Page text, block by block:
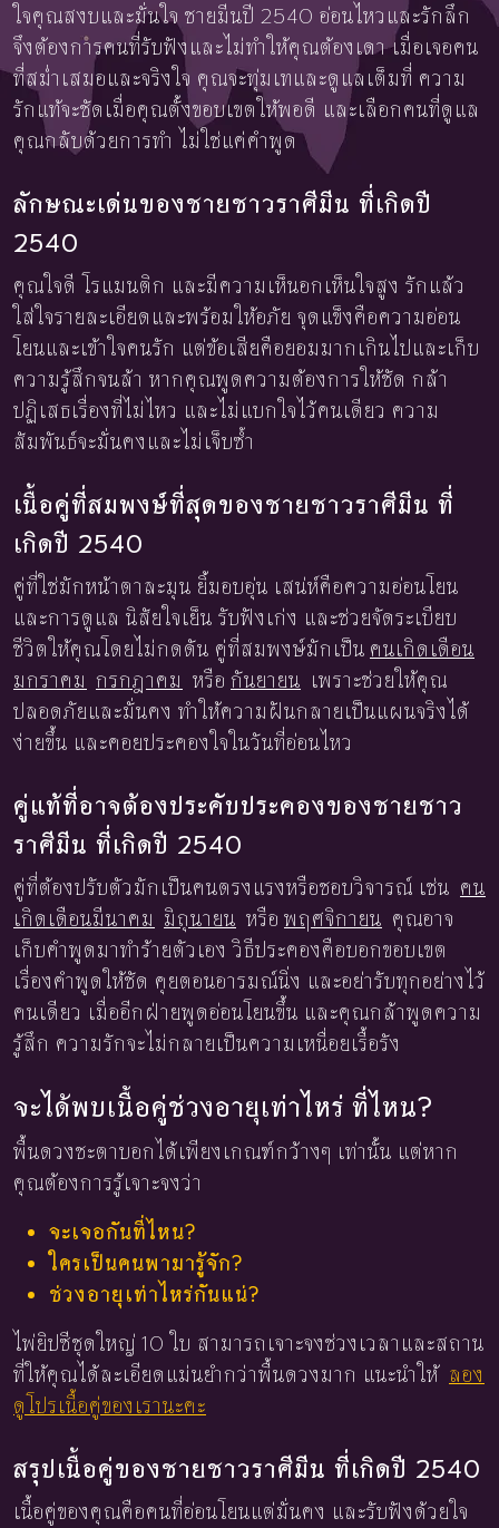
ใจคุณสงบและมั่นใจ ชายมีนปี 2540 อ่อนไหวและรักลึก
จึงต้องการคนที่รับฟังและไม่ทำให้คุณต้องเดา เมื่อเจอคน
ที่สม่ำเสมอและจริงใจ คุณจะทุ่มเทและดูแลเต็มที่ ความ
รักแท้จะชัดเมื่อคุณตั้งขอบเขตให้พอดี และเลือกคนที่ดูแล
คุณกลับด้วยการทำ ไม่ใช่แค่คำพูด
ลักษณะเด่นของชายชาวราศีมีน ที่เกิดปี
2540
คุณใจดี โรแมนติก และมีความเห็นอกเห็นใจสูง รักแล้ว
ใส่ใจรายละเอียดและพร้อมให้อภัย จุดแข็งคือความอ่อน
โยนและเข้าใจคนรัก แต่ข้อเสียคือยอมมากเกินไปและเก็บ
ความรู้สึกจนล้า หากคุณพูดความต้องการให้ชัด กล้า
ปฏิเสธเรื่องที่ไม่ไหว และไม่แบกใจไว้คนเดียว ความ
สัมพันธ์จะมั่นคงและไม่เจ็บซ้ำ
เนื้อคู่ที่สมพงษ์ที่สุดของชายชาวราศีมีน ที่
เกิดปี 2540
คู่ที่ใช่มักหน้าตาละมุน ยิ้มอบอุ่น เสน่ห์คือความอ่อนโยน
และการดูแล นิสัยใจเย็น รับฟังเก่ง และช่วยจัดระเบียบ
ชีวิตให้คุณโดยไม่กดดัน คู่ที่สมพงษ์มักเป็น คนเกิดเดือน
มกราคม กรกฎาคม หรือ กันยายน เพราะช่วยให้คุณ
ปลอดภัยและมั่นคง ทำให้ความฝันกลายเป็นแผนจริงได้
ง่ายขึ้น และคอยประคองใจในวันที่อ่อนไหว
คู่แท้ที่อาจต้องประคับประคองของชายชาว
ราศีมีน ที่เกิดปี 2540
คู่ที่ต้องปรับตัวมักเป็นคนตรงแรงหรือชอบวิจารณ์ เช่น คน
เกิดเดือนมีนาคม มิถุนายน หรือ พฤศจิกายน คุณอาจ
เก็บคำพูดมาทำร้ายตัวเอง วิธีประคองคือบอกขอบเขต
เรื่องคำพูดให้ชัด คุยตอนอารมณ์นิ่ง และอย่ารับทุกอย่างไว้
คนเดียว เมื่ออีกฝ่ายพูดอ่อนโยนขึ้น และคุณกล้าพูดความ
รู้สึก ความรักจะไม่กลายเป็นความเหนื่อยเรื้อรัง
จะได้พบเนื้อคู่ช่วงอายุเท่าไหร่ ที่ไหน?
พื้นดวงชะตาบอกได้เพียงเกณฑ์กว้างๆ เท่านั้น แต่หาก
คุณต้องการรู้เจาะจงว่า
จะเจอกันที่ไหน?
ใครเป็นคนพามารู้จัก?
ช่วงอายุเท่าไหร่กันแน่?
ไพ่ยิปซีชุดใหญ่ 10 ใบ สามารถเจาะจงช่วงเวลาและสถาน
ที่ให้คุณได้ละเอียดแม่นยำกว่าพื้นดวงมาก แนะนำให้ ลอง
ดูโปรเนื้อคู่ของเรานะคะ
สรุปเนื้อคู่ของชายชาวราศีมีน ที่เกิดปี 2540
เนื้อคู่ของคุณคือคนที่อ่อนโยนแต่มั่นคง และรับฟังด้วยใจ